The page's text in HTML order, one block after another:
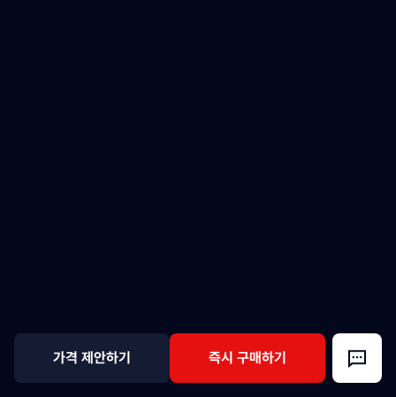
가격 제안하기 즉시 구매하기